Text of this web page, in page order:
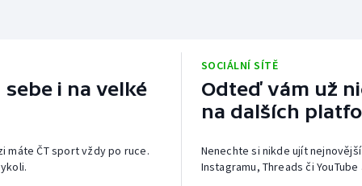
i na velké
máte ČT sport vždy po ruce.
SOCIÁLNÍ SÍTĚ
Odteď vám už
na dalších
Nenechte si nikde ujít
Instagramu, Threads či